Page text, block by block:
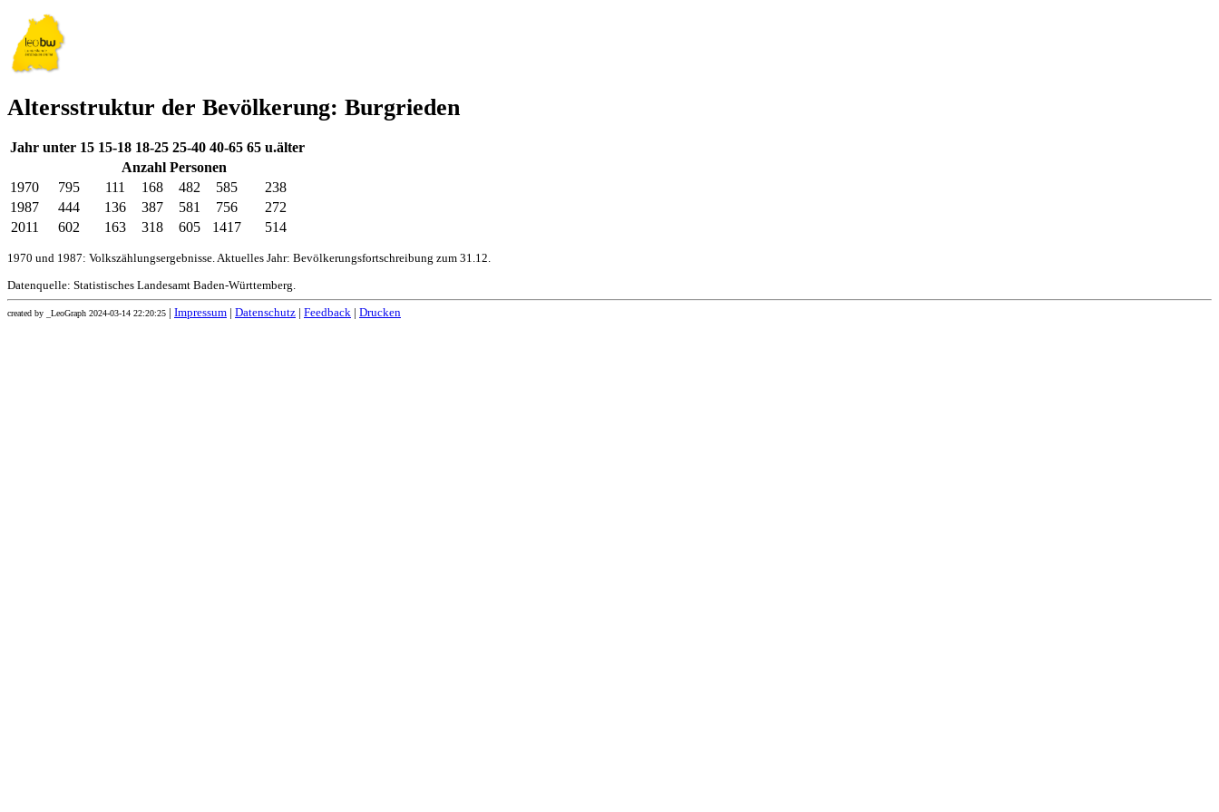
Altersstruktur der Bevölkerung: Burgrieden
Jahr unter 15 15-18 18-25 25-40 40-65 65 u.älter
Anzahl Personen
1970
795 111 168 482 585
238
1987
444 136 387 581 756
272
2011
602 163 318 605 1417 514
1970 und 1987: Volkszählungsergebnisse. Aktuelles Jahr: Bevölkerungsfortschreibung zum 31.12.
Datenquelle: Statistisches Landesamt Baden-Württemberg.
created by _LeoGraph 2024-03-14 22:20:25 Impressum Datenschutz Feedback Drucken